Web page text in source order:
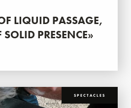
LIQUID PASSAGE,
PRESENCE»
SPECTACLES